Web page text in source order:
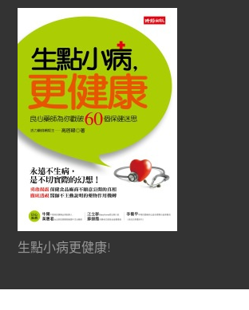
生點小病更健康!